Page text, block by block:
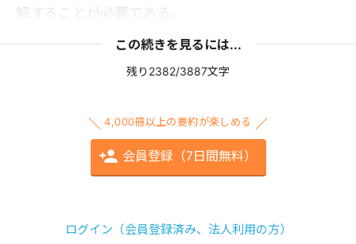
解することが必要である。
この続きを見るには...
残り2382/3887文字
4,000冊以上の要約が楽しめる
会員登録（7日間無料）
ログイン（会員登録済み、法人利用の方）